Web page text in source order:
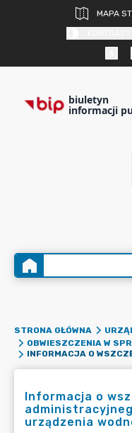
MAPA
biuletyn
informacji
STRONA GŁÓWNA
OBWIESZCZENIA W
Informacja o
urządzenia